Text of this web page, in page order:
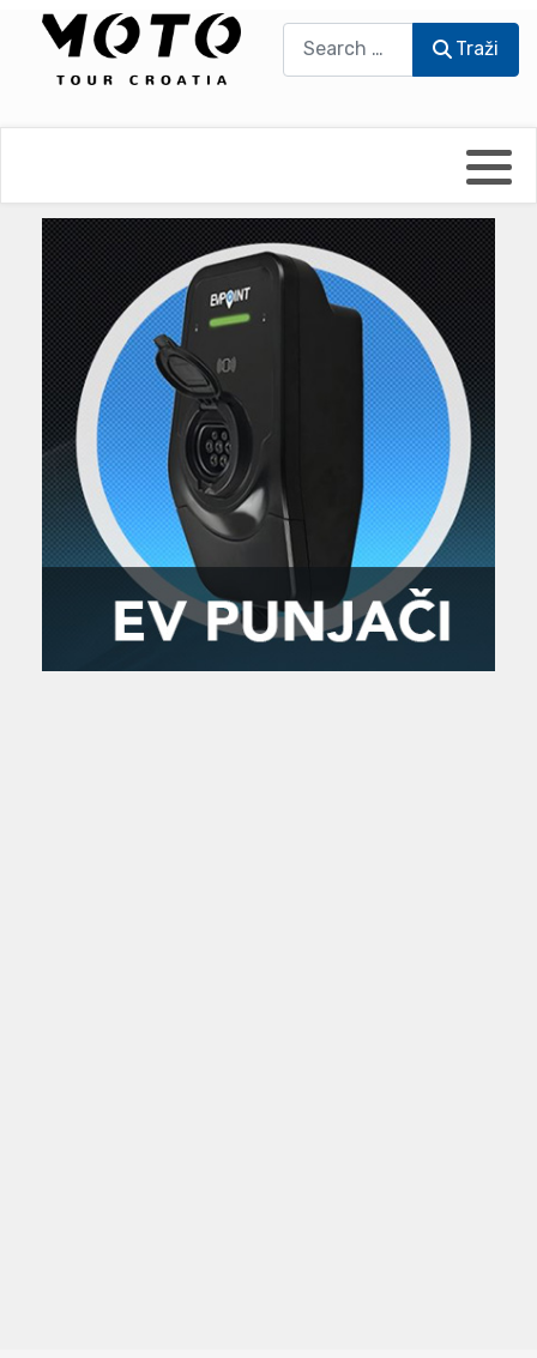
Traži
UmPaDrum
Moto servisi
Impressum
Damir Žerić - ELPASSO
Dario Dinter - Moto TOZ
Igor Kreč - UmPaDrum
Igor Kukec Brmbi
Slaven Gajdek
MTC - Moto Tour Croatia
Moto putopisi
Vikend vožnje
Zanimljivost
Najave i noviteti